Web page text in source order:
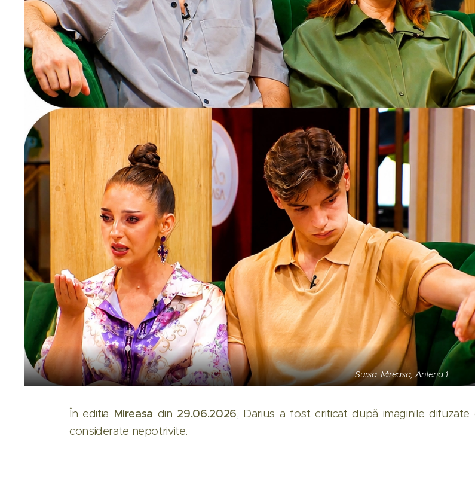
Sursa: Mireasa, Antena 1
În ediția Mireasa din 29.06.2026, Darius a fost criticat după imaginile
considerate nepotrivite.